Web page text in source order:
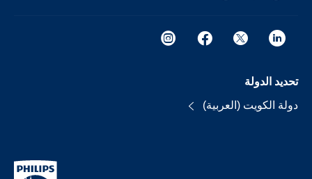
تحديد الدولة
دولة الكويت (العربية)